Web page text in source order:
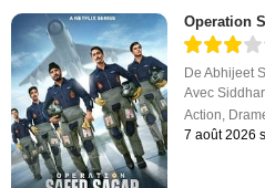
Operation
DeAbhijeet
Avec
Action
7 août 2026